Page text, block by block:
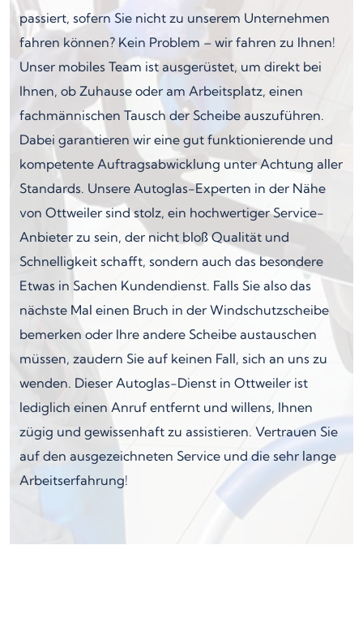
passiert, sofern Sie nicht zu unserem Unternehmen
fahren können? Kein Problem – wir fahren zu Ihnen!
Unser mobiles Team ist ausgerüstet, um direkt bei
Ihnen, ob Zuhause oder am Arbeitsplatz, einen
fachmännischen Tausch der Scheibe auszuführen.
Dabei garantieren wir eine gut funktionierende und
kompetente Auftragsabwicklung unter Achtung aller
Standards. Unsere Autoglas-Experten in der Nähe
von Ottweiler sind stolz, ein hochwertiger Service-
Anbieter zu sein, der nicht bloß Qualität und
Schnelligkeit schafft, sondern auch das besondere
Etwas in Sachen Kundendienst. Falls Sie also das
nächste Mal einen Bruch in der Windschutzscheibe
bemerken oder Ihre andere Scheibe austauschen
müssen, zaudern Sie auf keinen Fall, sich an uns zu
wenden. Dieser Autoglas-Dienst in Ottweiler ist
lediglich einen Anruf entfernt und willens, Ihnen
zügig und gewissenhaft zu assistieren. Vertrauen Sie
auf den ausgezeichneten Service und die sehr lange
Arbeitserfahrung!